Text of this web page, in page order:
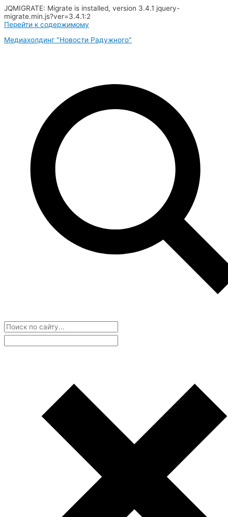
JQMIGRATE: Migrate is installed, version 3.4.1 jquery-
migrate.min.js?ver=3.4.1:2
Перейти к содержимому
Медиахолдинг "Новости Радужного"